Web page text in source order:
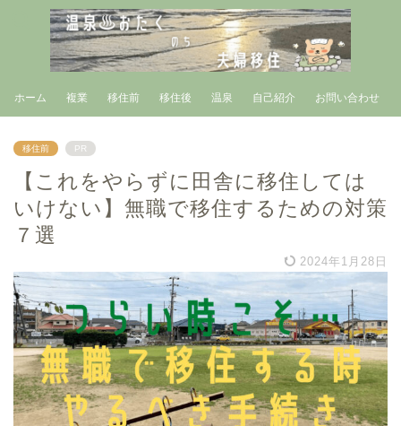
ホーム 複業 移住前 移住後 温泉 自己紹介 お問い合わせ
移住前 PR
【これをやらずに田舎に移住しては
いけない】無職で移住するための対策
７選
2024年1月28日